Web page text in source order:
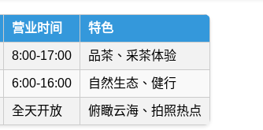
营业时间 特色
8:00-17:00 品茶、采茶体验
6:00-16:00 自然生态、健行
全天开放 俯瞰云海、拍照热点